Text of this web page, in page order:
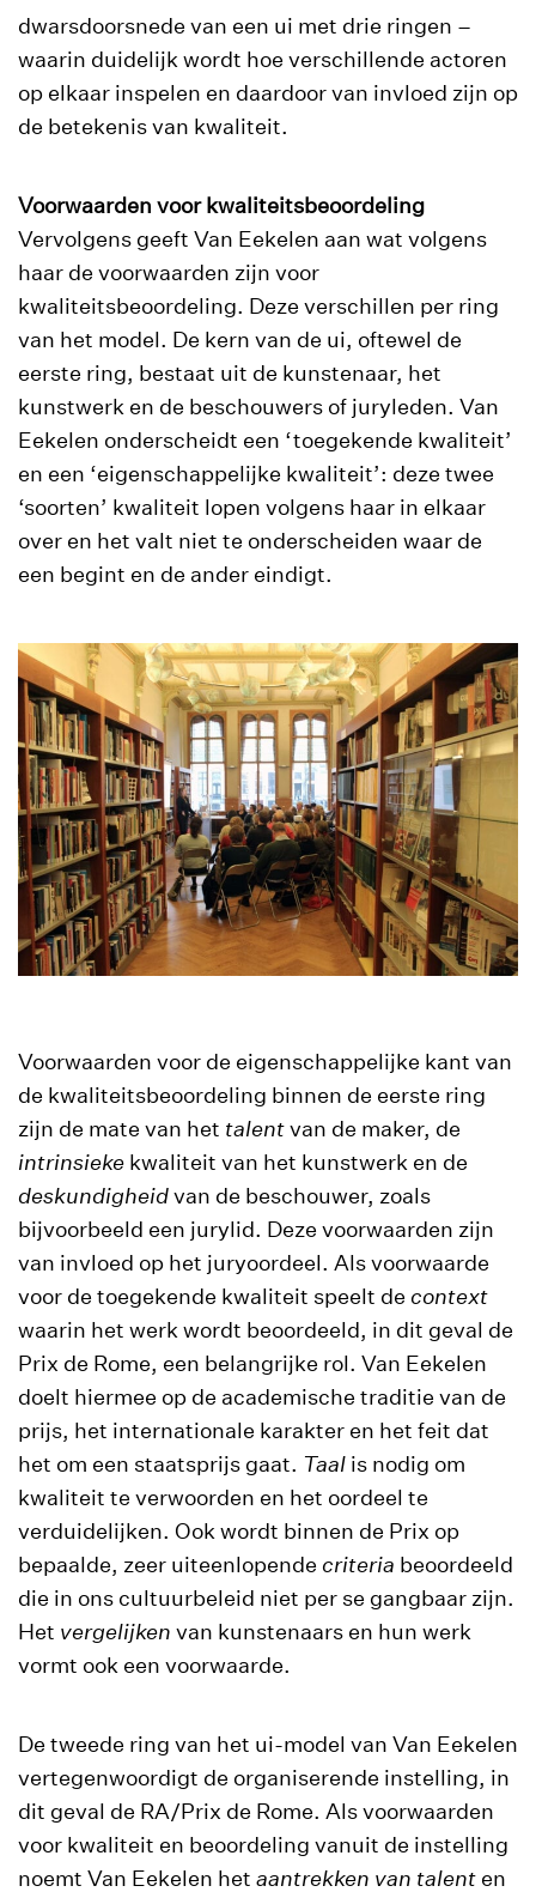
dwarsdoorsnede van een ui met drie ringen –
waarin duidelijk wordt hoe verschillende actoren
op elkaar inspelen en daardoor van invloed zijn op
de betekenis van kwaliteit.
Voorwaarden voor kwaliteitsbeoordeling
Vervolgens geeft Van Eekelen aan wat volgens
haar de voorwaarden zijn voor
kwaliteitsbeoordeling. Deze verschillen per ring
van het model. De kern van de ui, oftewel de
eerste ring, bestaat uit de kunstenaar, het
kunstwerk en de beschouwers of juryleden. Van
Eekelen onderscheidt een ‘toegekende kwaliteit’
en een ‘eigenschappelijke kwaliteit’: deze twee
‘soorten’ kwaliteit lopen volgens haar in elkaar
over en het valt niet te onderscheiden waar de
een begint en de ander eindigt.
Voorwaarden voor de eigenschappelijke kant van
de kwaliteitsbeoordeling binnen de eerste ring
zijn de mate van het talentvan de maker, de
intrinsieke kwaliteit van het kunstwerk en de
deskundigheidvan de beschouwer, zoals
bijvoorbeeld een jurylid. Deze voorwaarden zijn
van invloed op het juryoordeel. Als voorwaarde
voor de toegekende kwaliteit speelt de context
waarin het werk wordt beoordeeld, in dit geval de
Prix de Rome, een belangrijke rol. Van Eekelen
doelt hiermee op de academische traditie van de
prijs, het internationale karakter en het feit dat
het om een staatsprijs gaat. Taal is nodig om
kwaliteit te verwoorden en het oordeel te
verduidelijken. Ook wordt binnen de Prix op
bepaalde, zeer uiteenlopende criteria beoordeeld
die in ons cultuurbeleid niet per se gangbaar zijn.
Het vergelijken van kunstenaars en hun werk
vormt ook een voorwaarde.
De tweede ring van het ui-model van Van Eekelen
vertegenwoordigt de organiserende instelling, in
dit geval de RA/Prix de Rome. Als voorwaarden
voor kwaliteit en beoordeling vanuit de instelling
noemt Van Eekelen het aantrekken van talent en